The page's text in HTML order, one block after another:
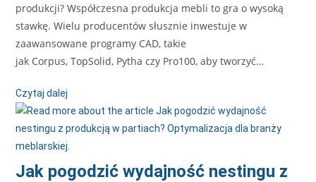
produkcji? Współczesna produkcja mebli to gra o wysoką
stawkę. Wielu producentów słusznie inwestuje w
zaawansowane programy CAD, takie
jak Corpus, TopSolid, Pytha czy Pro100, aby tworzyć…
Czytaj dalej
Jak pogodzić wydajność nestingu z